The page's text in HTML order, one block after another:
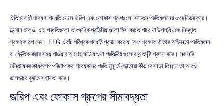
ঐতিহ্যবাহী গবেষণা পদ্ধতি যেমন জরিপ এবং ফোকাস গ্রুপগুলো সচেতন প্রতিফলনের ওপর নির্ভর করে।
মূল্যবান হলেও, এই পদ্ধতিগুলো তাৎক্ষণিক প্রতিক্রিয়াগুলো মিস করতে পারে যা উপলব্ধি এবং সিদ্ধান্ত
গ্রহণকে রূপ দেয়। EEG একটি পরিপূরক পদ্ধতি প্রদান করে যা অংশগ্রহণকারী তার অভিজ্ঞতা প্রতিফলন
বা যৌক্তিক করার সময় পাওয়ার আগেই ঘটে যাওয়া প্রতিক্রিয়াগুলোর অন্তর্দৃষ্টি প্রদান করে। সরাসরি
মস্তিষ্কের কার্যকলাপ পরিমাপ করা গবেষকদের প্রতি মুহূর্তে ভোক্তারা কীভাবে সাড়া দিচ্ছেন তা আরও
ভালভাবে বুঝতে সহায়তা করে।
জরিপ এবং ফোকাস গ্রুপের সীমাবদ্ধতা